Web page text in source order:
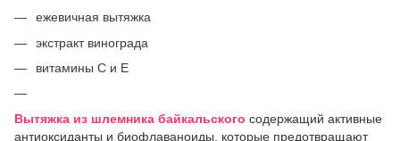
ежевичная вытяжка
экстракт винограда
витамины С и Е
Вытяжка из шлемника байкальского cодержащий активные
антиоксиданты и биофлаваноиды, которые предотвращают